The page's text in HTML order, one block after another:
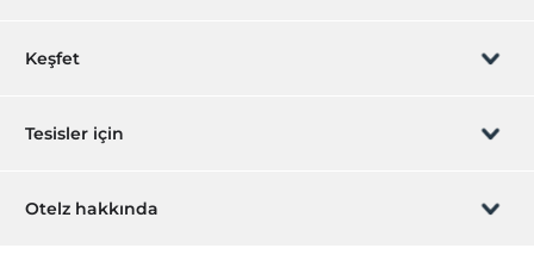
Öne Çıkan Özellikler
Evcil hayvan dostu
Rezervasyon yönet
Keşfet
Hediye Kart
Tesisler için
Hemen tesisinizi ekleyin
Otelz hakkında